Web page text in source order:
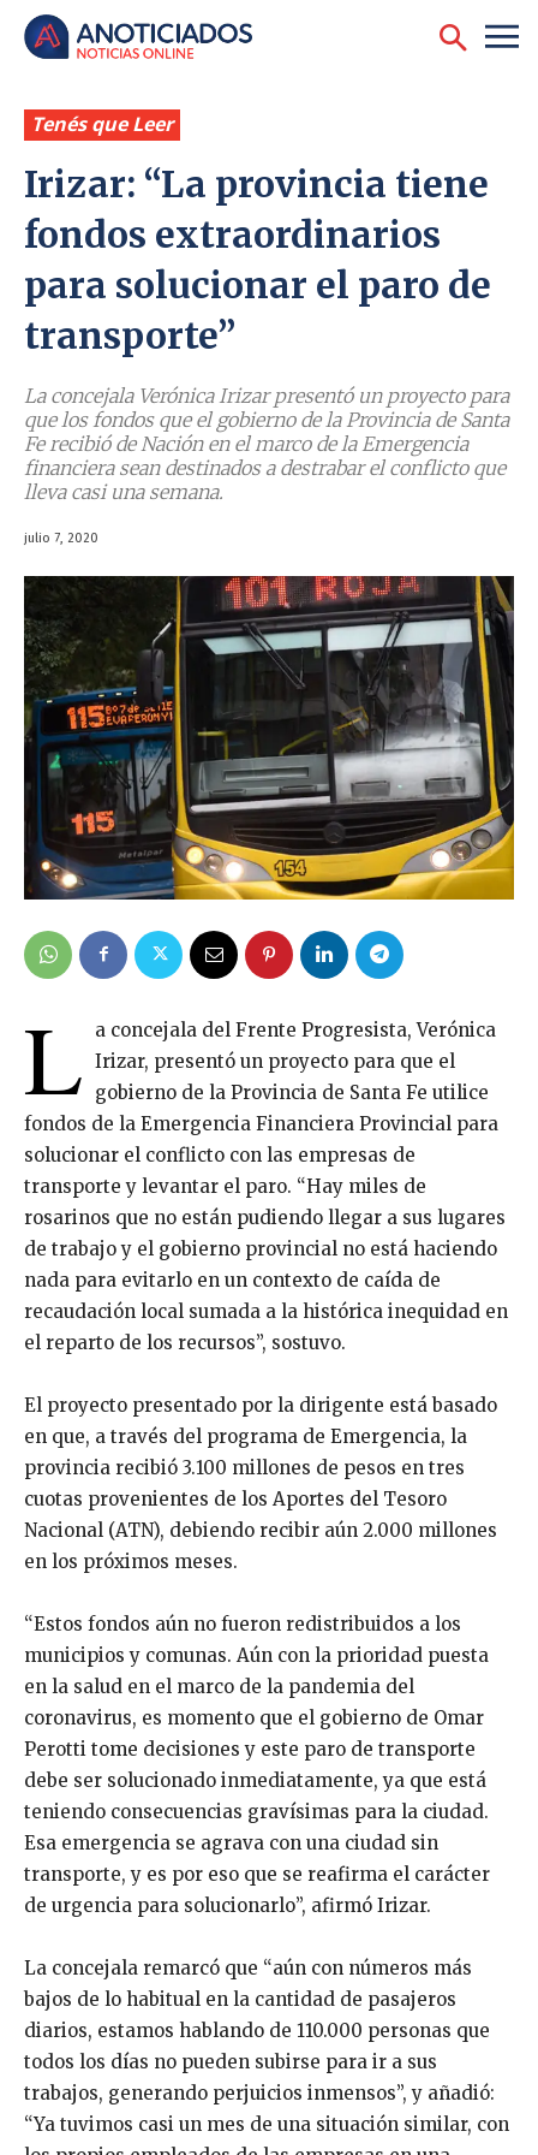
Tenés que Leer
Irizar: “La provincia tiene
fondos extraordinarios
para solucionar el paro de
transporte”
La concejala Verónica Irizar presentó un proyecto para
que los fondos que el gobierno de la Provincia de Santa
Fe recibió de Nación en el marco de la Emergencia
financiera sean destinados a destrabar el conflicto que
lleva casi una semana.
julio 7, 2020
L
a concejala del Frente Progresista, Verónica
Irizar, presentó un proyecto para que el
gobierno de la Provincia de Santa Fe utilice
fondos de la Emergencia Financiera Provincial para
solucionar el conflicto con las empresas de
transporte y levantar el paro. “Hay miles de
rosarinos que no están pudiendo llegar a sus lugares
de trabajo y el gobierno provincial no está haciendo
nada para evitarlo en un contexto de caída de
recaudación local sumada a la histórica inequidad en
el reparto de los recursos”, sostuvo.
El proyecto presentado por la dirigente está basado
en que, a través del programa de Emergencia, la
provincia recibió 3.100 millones de pesos en tres
cuotas provenientes de los Aportes del Tesoro
Nacional (ATN), debiendo recibir aún 2.000 millones
en los próximos meses.
“Estos fondos aún no fueron redistribuidos a los
municipios y comunas. Aún con la prioridad puesta
en la salud en el marco de la pandemia del
coronavirus, es momento que el gobierno de Omar
Perotti tome decisiones y este paro de transporte
debe ser solucionado inmediatamente, ya que está
teniendo consecuencias gravísimas para la ciudad.
Esa emergencia se agrava con una ciudad sin
transporte, y es por eso que se reafirma el carácter
de urgencia para solucionarlo”, afirmó Irizar.
La concejala remarcó que “aún con números más
bajos de lo habitual en la cantidad de pasajeros
diarios, estamos hablando de 110.000 personas que
todos los días no pueden subirse para ir a sus
trabajos, generando perjuicios inmensos”, y añadió:
“Ya tuvimos casi un mes de una situación similar, con